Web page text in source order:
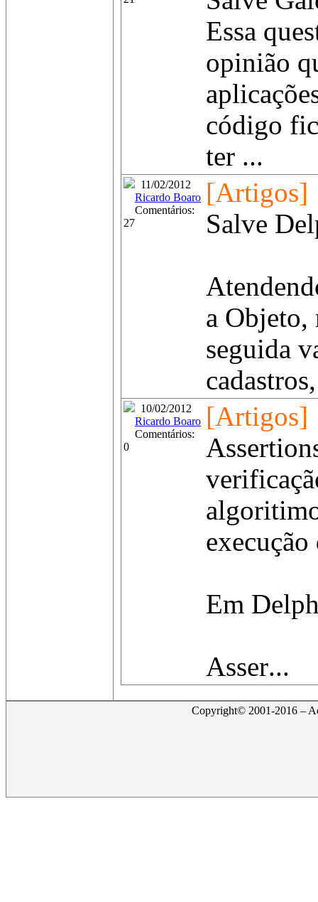
Essa
opinião
código
ter ...
11/02/2012
Ricardo Boaro
Comentários:
27
[Artigos]
Salve
a Objeto,
seguida
10/02/2012
Ricardo Boaro
Comentários:
0
[Artigos]
Em
Asser...
Copyright© 2001-2016 –